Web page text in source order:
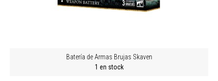
Batería de Armas Brujas Skaven
1 en stock